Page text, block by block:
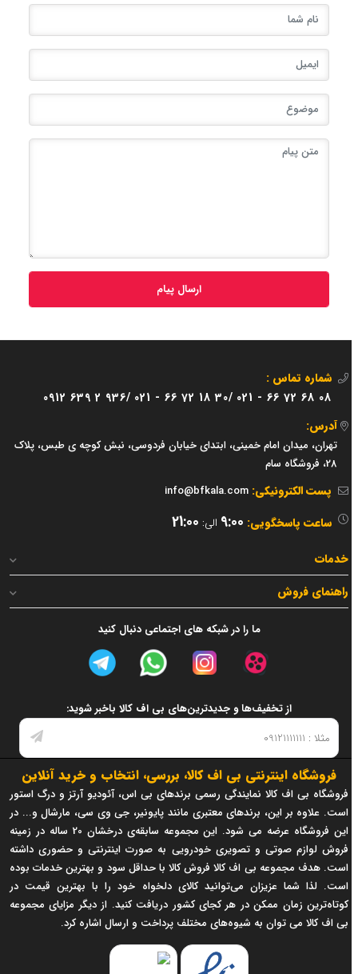
ارسال پیام
شماره تماس :
021 - 66 72 68 08
021 - 66 72 18 30/
0912 639 2 936/
آدرس:
تهران، میدان امام خمینی، ابتدای خیابان فردوسی، نبش کوچه ی طبس، پلاک
28، فروشگاه سام
پست الکترونیکی:info@bfkala.com
ساعت پاسخگویی:9:00الی:21:00
خدمات
راهنمای فروش
ما را در شبکه های اجتماعی دنبال کنید
از تخفیف‌ها و جدیدترین‌های بی اف کالا باخبر شوید:
فروشگاه اینترنتی بی اف کالا، بررسی، انتخاب و خرید آنلاین
فروشگاه بی اف کالا نمایندگی رسمی برندهای بی اس، آئودیو آرتز و درگ استور
است. علاوه بر این، برندهای معتبری مانند پایونیر، جی وی سی، مارشال و... در
این فروشگاه عرضه می شود. این مجموعه سابقه‌ی درخشان 20 ساله در زمینه
فروش لوازم صوتی و تصویری خودرویی به صورت اینترنتی و حضوری داشته
است. هدف مجموعه بی اف کالا فروش کالا با حداقل سود و بهترین خدمات بوده
است. لذا شما عزیزان می‌توانید کالای دلخواه خود را با بهترین قیمت در
کوتاه‌ترین زمان ممکن در هر کجای کشور دریافت کنید. از دیگر مزایای مجموعه
بی اف کالا می توان به شیوه‌های مختلف پرداخت و ارسال اشاره کرد.